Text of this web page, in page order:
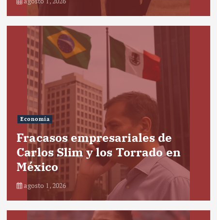
Economía
Fracasos empresariales de
Carlos Slim y los Torrado en
México
agosto 1, 2026